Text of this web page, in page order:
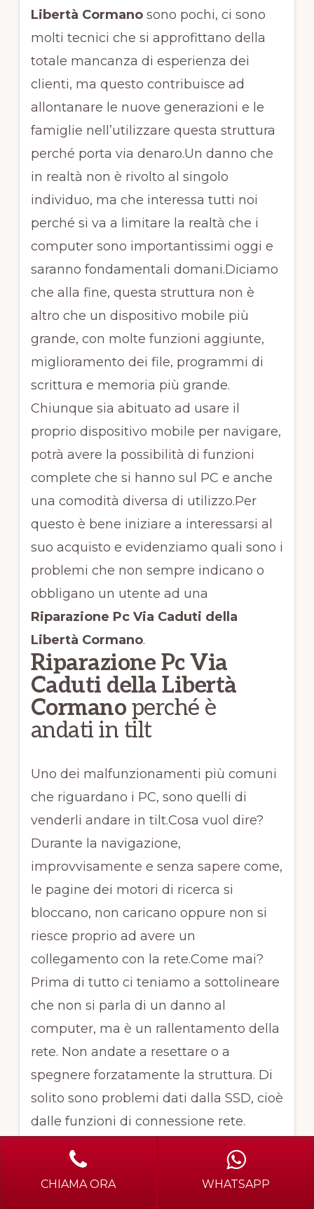
Libertà Cormanosono pochi, ci sono
molti tecnici che si approfittano della
totale mancanza di esperienza dei
clienti, ma questo contribuisce ad
allontanare le nuove generazioni e le
famiglie nell’utilizzare questa struttura
perché porta via denaro.Un danno che
in realtà non è rivolto al singolo
individuo, ma che interessa tutti noi
perché si va a limitare la realtà che i
computer sono importantissimi oggi e
saranno fondamentali domani.Diciamo
che alla fine, questa struttura non è
altro che un dispositivo mobile più
grande, con molte funzioni aggiunte,
miglioramento dei file, programmi di
scrittura e memoria più grande.
Chiunque sia abituato ad usare il
proprio dispositivo mobile per navigare,
potrà avere la possibilità di funzioni
complete che si hanno sul PC e anche
una comodità diversa di utilizzo.Per
questo è bene iniziare a interessarsi al
suo acquisto e evidenziamo quali sono i
problemi che non sempre indicano o
obbligano un utente ad una
Riparazione Pc Via Caduti della
Libertà Cormano.
Riparazione Pc Via
Caduti della Libertà
Cormanoperché è
andati in tilt
Uno dei malfunzionamenti più comuni
che riguardano i PC, sono quelli di
venderli andare in tilt.Cosa vuol dire?
Durante la navigazione,
improvvisamente e senza sapere come,
le pagine dei motori di ricerca si
bloccano, non caricano oppure non si
riesce proprio ad avere un
collegamento con la rete.Come mai?
Prima di tutto ci teniamo a sottolineare
che non si parla di un danno al
computer, ma è un rallentamento della
rete. Non andate a resettare o a
spegnere forzatamente la struttura. Di
solito sono problemi dati dalla SSD, cioè
dalle funzioni di connessione rete.
Praticamente il problema è del sistema
interno che si è collegato ad una linea
CHIAMA ORA WHATSAPP